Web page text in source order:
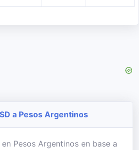
a Pesos Argentinos
Pesos Argentinos en base a